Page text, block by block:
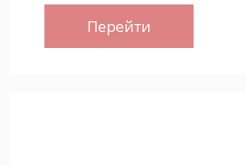
Перейти